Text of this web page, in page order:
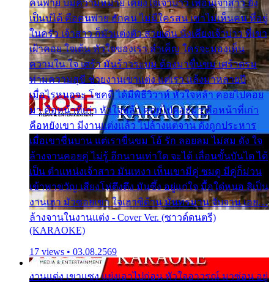
คนพ่าย บ่มีความหมาย เคียงใจเจ้าบ่าว เพื่อนเจ้าสาว ยัง
เป็นบ่ได้ คือคนพ่าย ฮักคน ไม่มีใครสน เขาไม่เห็นคน ที่อยู่
ในครัว เจ้าสาว ก็มัวแต่งตัว สวยเด่น นั่งเคียงเจ้าบ่าว ที่เขา
เฝ้าคอย ใจเต้น หัวใจของเรา ลำเค็ญ ใครจะมองเห็น
ความใน ใจ เศร้า มันร้าวระบม ต้องมาขื่นขม เศร้าตรม
ท่ามความสุขี ช่วยงานเขาแต่ง แต่เรา แล้งมาหลายปี
เมื่อไรหนอจะ โชคดี ได้มีพิธีวิวาห์ หัวใจหล้า คอยไปคอย
มา คือหน้าที่เก่า หัวใจหล้า คอยไปคอยมา คือหน้าที่เก่า
คือหยังเขา มีงานแต่งแล้ว ไปล้างแต่จาน ดั่งถูกประหาร
เมื่อเขาชื่นบาน แต่เราขื่นขม โอ้ รัก ลอยลม ไม่สม ดัง ใจ
ล้างจานคอยคู่ ไม่รู้ อีกนานเท่าใด จะได้ เลื่อนขั้นบันได ได้
เป็น ตำแหน่งเจ้าสาว มันเหงา เห็นเขามีคู่ ซมดู มีคู่ก็ม่วน
เข้าพาขวัญ เสียงโห่ตึงตึง มันซึ้ง อยู่แก่ใจ มื้อใด๋หนอ สิเป็น
งานเฮา มัวซอยเขา ใจเฮาซิด้าน มันทรมาน จับจาน เอย…
ล้างจานในงานแต่ง - Cover Ver. (ซาวด์ดนตรี)
(KARAOKE)
17 views • 03.08.2569
งานแต่ง เขาแซง แย่งเอาไปก่อน หัวใจอาวรณ์ มาซ่อน อยู่